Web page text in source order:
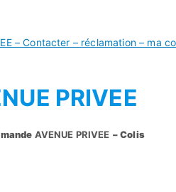
– Contacter – réclamation – ma
PRIVEE
AVENUE PRIVEE – Colis